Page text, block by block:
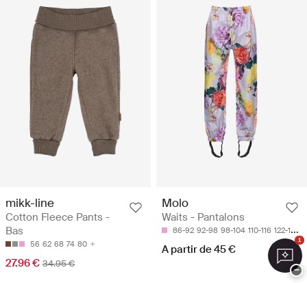
mikk-line
Cotton Fleece Pants -
Bas
56 62 68 74 80
27.96 € 34.95 €
Molo
Waits - Pantalons
86-92 92-98 98-104 110-116 122-128
A partir de 45 €
1
−